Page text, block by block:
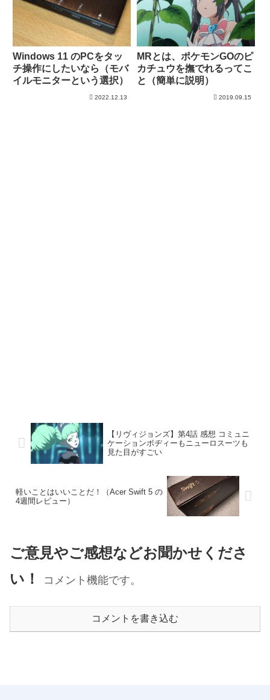
Windows 11 のPCをタッ
チ操作にしたいなら（モバ
イルモニターという選択）
2022.12.13
MRとは、ポケモンGOのピ
カチュウを撫でれるってこ
と（簡単に説明）
2019.09.15
【リヴィジョンズ】第4話 感想 コミュニ
ケーションボヂィーもニューロスーツも
見た目がすごい
軽いことはいいことだ！（Acer Swift 5 の
4週間レビュー）
ご意見やご感想などお聞かせくださ
い！
コメント機能です。
コメントを書き込む